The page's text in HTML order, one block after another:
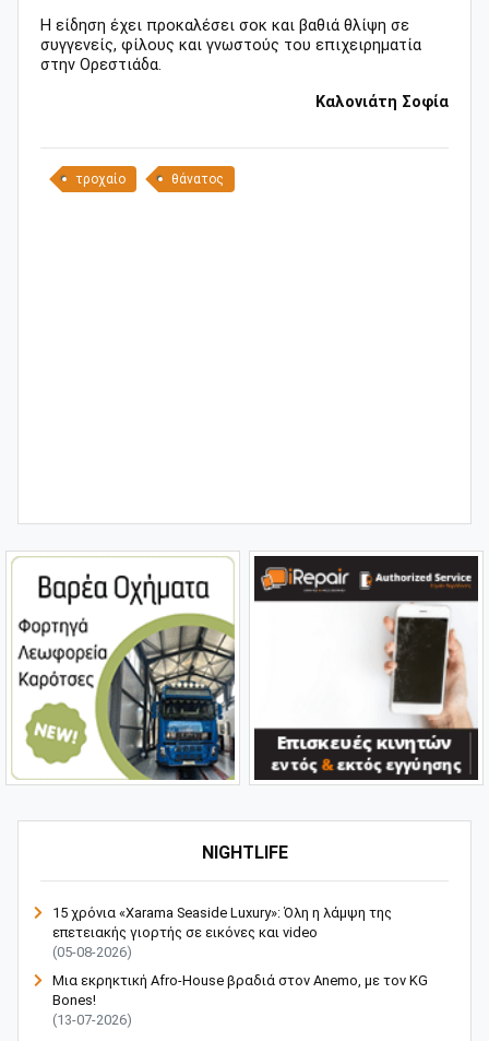
NIGHTLIFE
15 χρόνια «Xarama Seaside Luxury»: Όλη η λάμψη της
επετειακής γιορτής σε εικόνες και video
(05-08-2026)
Μια εκρηκτική Afro-House βραδιά στον Anemo, με τον KG
Bones!
(13-07-2026)
Η είδηση έχει προκαλέσει σοκ και βαθιά θλίψη σε
συγγενείς, φίλους και γνωστούς του επιχειρηματία
στην Ορεστιάδα.
Καλονιάτη Σοφία
τροχαίο θάνατος